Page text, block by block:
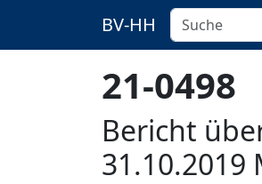
BV-HH
21-0498
Bericht
31.10.2019